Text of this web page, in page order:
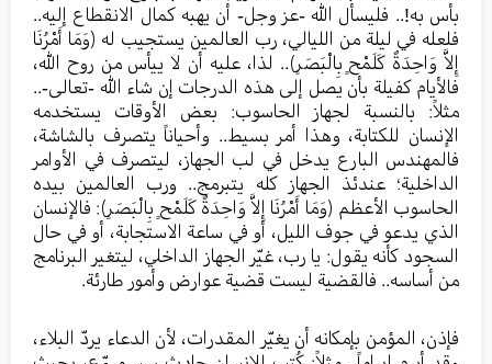
بأس به!.. فليسأل الله -عز وجل- أن يهبه كمال الانقطاع إليه..
فلعله في ليلة من الليالي، رب العالمين يستجيب له ﴿وَمَا أَمْرُنَا
إِلاَّ وَاحِدَةٌ كَلَمْحٍ بِالْبَصَرِ﴾.. لذا، عليه أن لا ييأس من روح الله،
فالأيام كفيلة بأن يصل إلى هذه الدرجات إن شاء الله -تعالى-..
مثلاً: بالنسبة لجهاز الحاسوب: بعض الأوقات يستخدمه
الإنسان للكتابة، وهذا أمر بسيط.. وأحياناً يتصرف بالشاشة،
فالمهندس البارع يدخل في لب الجهاز، ليتصرف في الأوامر
الداخلية؛ عندئذ الجهاز كله يتبرمج.. ورب العالمين بيده
الحاسوب الأعظم ﴿وَمَا أَمْرُنَا إِلاَّ وَاحِدَةٌ كَلَمْحٍ بِالْبَصَرِ﴾: فالإنسان
الذي يدعو في جوف الليل، أو في ساعة الاستجابة، أو في حال
السجود كأنه يقول: يا رب، غيّر الجهاز الداخلي، ليتغير البرنامج
من أساسه.. فالقضية ليست قضية عوارض وأمور طارئة.
فإذن، المؤمن بإمكانه أن يغيّر المقدرات، لأن الدعاء يردّ البلاء،